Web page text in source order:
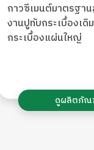
กาวซีเมนต์มาตรฐา
งานปูทับกระเบื้องเดิ
กระเบื้องแผ่นใหญ่
ดูผลิตภั